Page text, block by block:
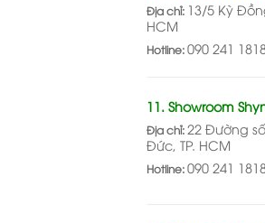
Địa chỉ: 13/5 Kỳ
HCM
Hotline:090 241
11. Showroom
Địa chỉ:22 Đường
Đức, TP. HCM
Hotline:090 241